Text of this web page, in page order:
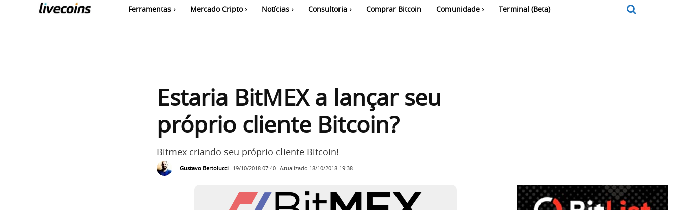
Ferramentas Mercado Cripto Notícias Consultoria Comprar Bitcoin Comunidade Terminal (Beta)
Estaria BitMEX a lançar seu
próprio cliente Bitcoin?
Bitmex criando seu próprio cliente Bitcoin!
Gustavo Bertolucci 19/10/2018 07:40 Atualizado 18/10/2018 19:38